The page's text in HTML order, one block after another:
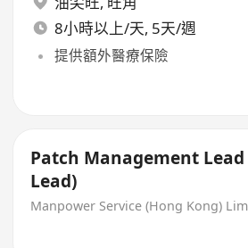
8小時以上/天, 5天/週
提供額外醫療保險
Patch Management Lead
Lead)
Manpower Service (Hong Kong)